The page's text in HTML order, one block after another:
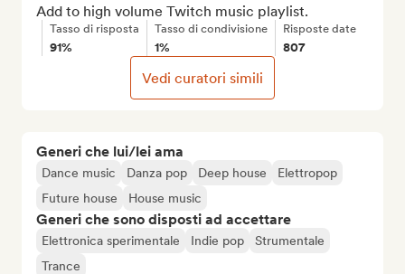
Generi che lui/lei ama
Dance music Danza pop Deep house
Elettropop
Future house
House music
Generi che sono disposti ad accettare
Elettronica sperimentale Indie pop
Strumentale
Trance
Add to high volume Twitch music playlist.
Tasso di risposta
91%
Tasso di condivisione
1%
Risposte date
807
Vedi curatori simili